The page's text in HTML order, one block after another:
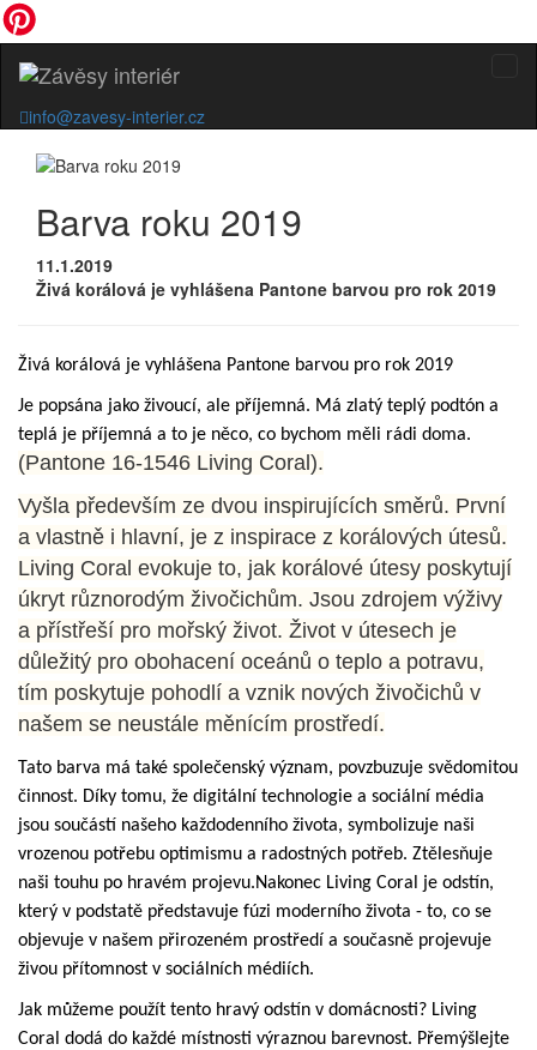
info@zavesy-interier.cz
Barva roku 2019
11.1.2019
Živá korálová je vyhlášena Pantone barvou pro rok 2019
Živá korálová je vyhlášena Pantone barvou pro rok 2019
Je popsána jako živoucí, ale příjemná. Má zlatý teplý podtón a
teplá je příjemná a to je něco, co bychom měli rádi doma.
(Pantone 16-1546 Living Coral).
Vyšla především ze dvou inspirujících směrů. První
a vlastně i hlavní, je z inspirace z korálových útesů.
Living Coral evokuje to, jak korálové útesy poskytují
úkryt různorodým živočichům. Jsou zdrojem výživy
a přístřeší pro mořský život. Život v útesech je
důležitý pro obohacení oceánů o teplo a potravu,
tím poskytuje pohodlí a vznik nových živočichů v
našem se neustále měnícím prostředí.
Tato barva má také společenský význam, povzbuzuje svědomitou
činnost. Díky tomu, že digitální technologie a sociální média
jsou součástí našeho každodenního života, symbolizuje naši
vrozenou potřebu optimismu a radostných potřeb. Ztělesňuje
naši touhu po hravém projevu.Nakonec Living Coral je odstín,
který v podstatě představuje fúzi moderního života - to, co se
objevuje v našem přirozeném prostředí a současně projevuje
živou přítomnost v sociálních médiích.
Jak můžeme použít tento hravý odstín v domácnosti? Living
Coral dodá do každé místnosti výraznou barevnost. Přemýšlejte